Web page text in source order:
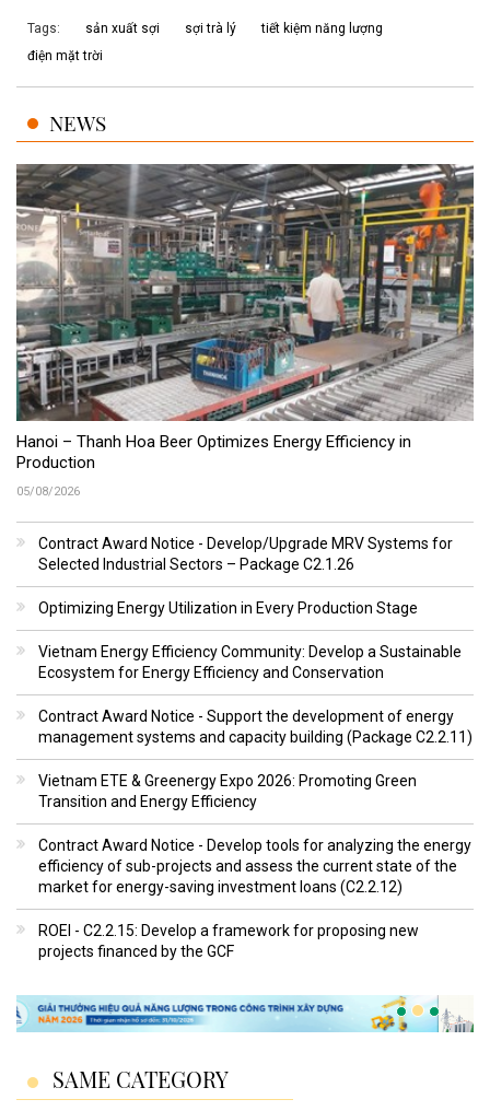
Tags: sản xuất sợi sợi trà lý
tiết kiệm năng lượng
điện mặt trời
NEWS
Hanoi – Thanh Hoa Beer Optimizes Energy Efficiency in
Production
05/08/2026
Contract Award Notice - Develop/Upgrade MRV Systems for
Selected Industrial Sectors – Package C2.1.26
Optimizing Energy Utilization in Every Production Stage
Vietnam Energy Efficiency Community: Develop a Sustainable
Ecosystem for Energy Efficiency and Conservation
Contract Award Notice - Support the development of energy
management systems and capacity building (Package C2.2.11)
Vietnam ETE & Greenergy Expo 2026: Promoting Green
Transition and Energy Efficiency
Contract Award Notice - Develop tools for analyzing the energy
efficiency of sub-projects and assess the current state of the
market for energy-saving investment loans (C2.2.12)
ROEI - C2.2.15: Develop a framework for proposing new
projects financed by the GCF
SAME CATEGORY